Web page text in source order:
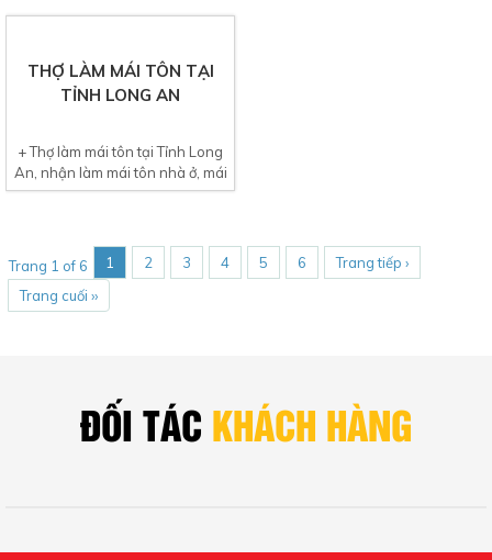
THỢ LÀM MÁI TÔN TẠI TP
Thợ làm mái tôn tại Tp Thủ Dầu
nhà phố, làm mái...
Trang cuối ››